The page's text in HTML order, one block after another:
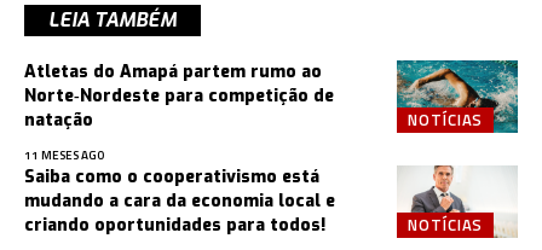
LEIA TAMBÉM
NOTÍCIAS
Atletas do Amapá partem rumo ao
Norte‑Nordeste para competição de
natação
11 MESES AGO
NOTÍCIAS
Saiba como o cooperativismo está
mudando a cara da economia local e
criando oportunidades para todos!